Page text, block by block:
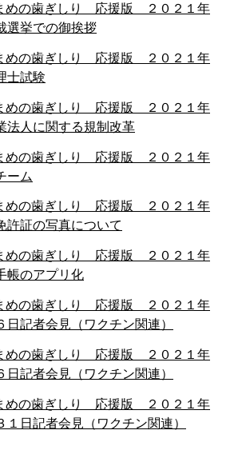
めの歯ぎしり 応援版 ２０２１年
選挙での御挨拶
めの歯ぎしり 応援版 ２０２１年
士試験
めの歯ぎしり 応援版 ２０２１年
人に関する規制改革
めの歯ぎしり 応援版 ２０２１年
ーム
めの歯ぎしり 応援版 ２０２１年
証の写真について
めの歯ぎしり 応援版 ２０２１年
帳のアプリ化
めの歯ぎしり 応援版 ２０２１年
記者会見（ワクチン関連）
めの歯ぎしり 応援版 ２０２１年
記者会見（ワクチン関連）
めの歯ぎしり 応援版 ２０２１年
日記者会見（ワクチン関連）